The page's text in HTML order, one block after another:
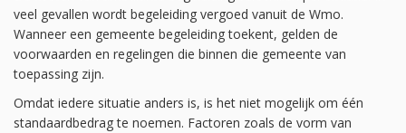
veel gevallen wordt begeleiding vergoed vanuit de Wmo.
Wanneer een gemeente begeleiding toekent, gelden de
voorwaarden en regelingen die binnen die gemeente van
toepassing zijn.
Omdat iedere situatie anders is, is het niet mogelijk om één
standaardbedrag te noemen. Factoren zoals de vorm van